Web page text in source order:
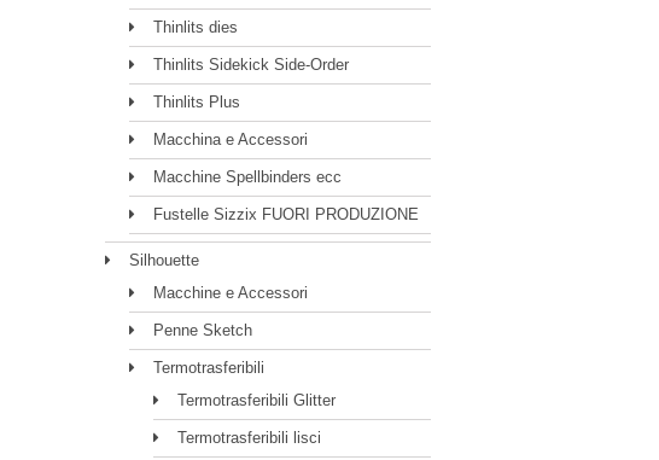
Thinlits dies
Thinlits Sidekick Side-Order
Thinlits Plus
Macchina e Accessori
Macchine Spellbinders ecc
Fustelle Sizzix FUORI PRODUZIONE
Silhouette
Macchine e Accessori
Penne Sketch
Termotrasferibili
Termotrasferibili Glitter
Termotrasferibili lisci